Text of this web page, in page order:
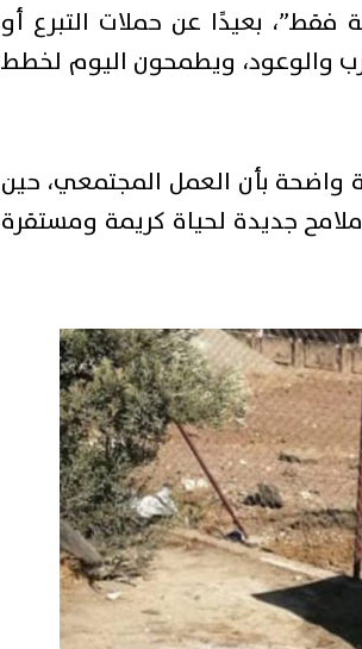
فقط”، بعيدًا عن حملات التبرع أو
والوعود، ويطمحون اليوم لخطط
بأن العمل المجتمعي، حين
جديدة لحياة كريمة ومستقرة